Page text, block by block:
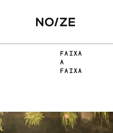
FAIXA
A
FAIXA